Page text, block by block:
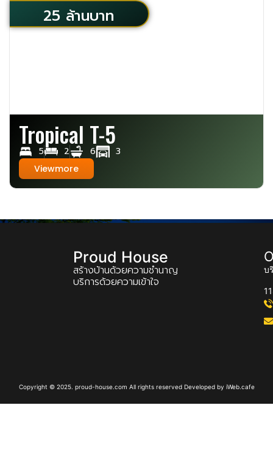
25 ล้านบาท
Tropical T-5
5 2 6 3
Viewmore
Proud House
สร้างบ้านด้วยความชำนาญ
บริการด้วยความเข้าใจ
บ
Copyright © 2025. proud-house.com All rights reserved Developed by iWeb.cafe